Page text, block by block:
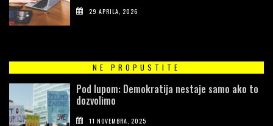
29 APRILA, 2026
NE PROPUSTITE
Pod lupom: Demokratija nestaje samo ako to
dozvolimo
11 NOVEMBRA, 2025